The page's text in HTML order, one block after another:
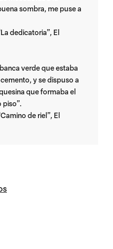
sombra, me puse a
dedicatoria”, El
verde que estaba
y se dispuso a
que formaba el
piso”.
de riel”, El